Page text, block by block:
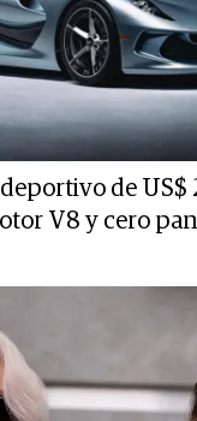
de US$
V8 y cero